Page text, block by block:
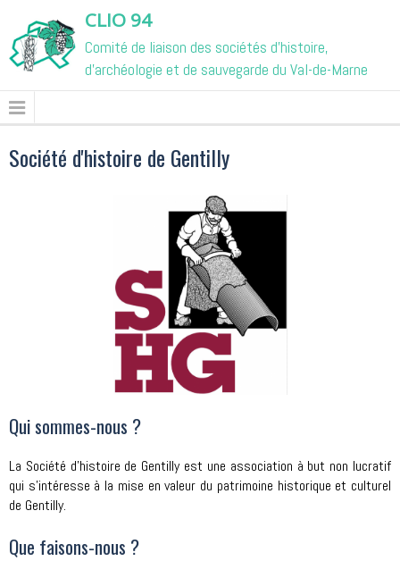
CLIO 94
Comité de liaison des sociétés d'histoire,
d'archéologie et de sauvegarde du Val-de-Marne
Société d'histoire de Gentilly
Qui sommes-nous ?
La Société d'histoire de Gentilly est une association à but non lucratif
qui s'intéresse à la mise en valeur du patrimoine historique et culturel
de Gentilly.
Que faisons-nous ?